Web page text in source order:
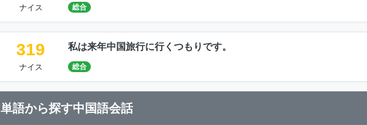
ナイス 総合
319
ナイス
私は来年中国旅行に行くつもりです。
総合
単語から探す中国語会話